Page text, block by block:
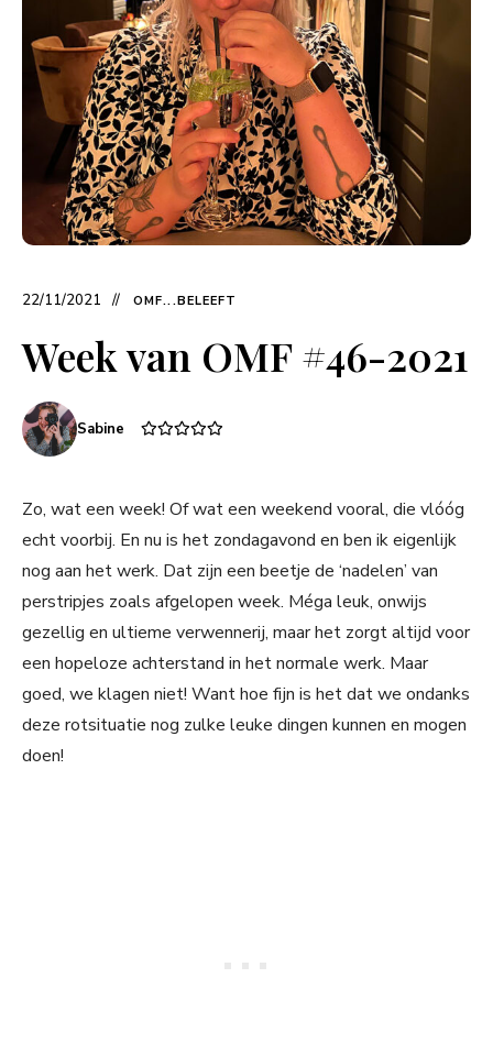
22/11/2021 OMF...BELEEFT
Week van OMF #46-2021
Sabine
Zo, wat een week! Of wat een weekend vooral, die vlóóg
echt voorbij. En nu is het zondagavond en ben ik eigenlijk
nog aan het werk. Dat zijn een beetje de ‘nadelen’ van
perstripjes zoals afgelopen week. Méga leuk, onwijs
gezellig en ultieme verwennerij, maar het zorgt altijd voor
een hopeloze achterstand in het normale werk. Maar
goed, we klagen niet! Want hoe fijn is het dat we ondanks
deze rotsituatie nog zulke leuke dingen kunnen en mogen
doen!